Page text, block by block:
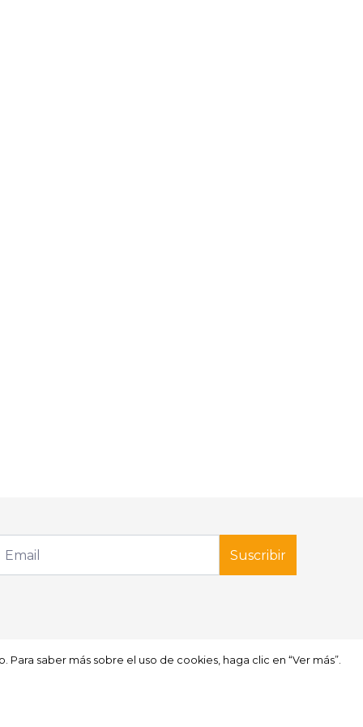
saber más sobre el uso de cookies, haga clic en “Ver más”.
Suscribir
saber más sobre el uso de cookies, haga clic en “Ver más”.